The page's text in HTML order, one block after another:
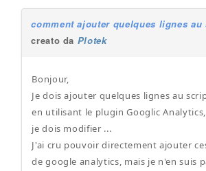
comment ajouter quelques lignes
creato da Plotek
Bonjour,
Je dois ajouter quelques lignes au
en utilisant le plugin Googlic
je dois modifier ...
J'ai cru pouvoir directement ajouter
de google analytics, mais je n'en suis